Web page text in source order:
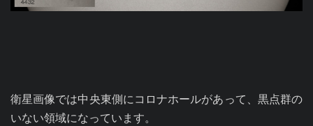
衛星画像では中央東側にコロナホールがあって、黒点群の
いない領域になっています。